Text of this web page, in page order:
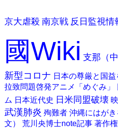
京大虐殺 南京戦 反日監視情
國Wiki 支那（
新型コロナ 日本の尊厳と国
拉致問題啓発アニメ「めぐみ」
ム 日本近代史 日米同盟破壊
武漢肺炎 殉難者 沖縄にはがき
文）
荒川央博士note記事 著作